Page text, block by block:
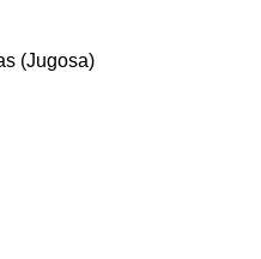
(Jugosa)